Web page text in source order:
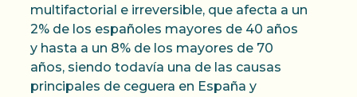
multifactorial e irreversible, que afecta a un
2% de los españoles mayores de 40 años
y hasta a un 8% de los mayores de 70
años, siendo todavía una de las causas
principales de ceguera en España y